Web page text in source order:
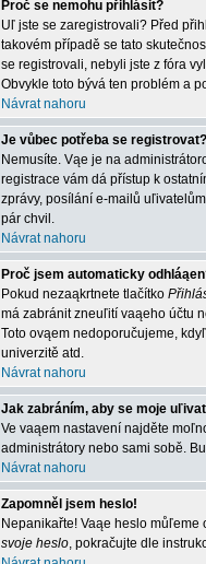
Proč se nemohu přihlásit?
Uľ jste se zaregistrovali? Před
takovém případě se tato
se registrovali, nebyli jste z fóra
Obvykle toto bývá ten problém a
Návrat nahoru
Je vůbec potřeba se registrovat?
Nemusíte. Vąe je na
registrace vám dá přístup k
zprávy, posílání e-mailů
pár chvil.
Návrat nahoru
Proč jsem automaticky
Pokud nezaąkrtnete tlačítko
má zabránit zneuľití vaąeho účtu
Toto ovąem nedoporučujeme,
univerzitě atd.
Návrat nahoru
Jak zabráním, aby se moje
Ve vaąem nastavení najděte
administrátory nebo sami sobě.
Návrat nahoru
Zapomněl jsem heslo!
Nepanikařte! Vaąe heslo
svoje heslo, pokračujte dle